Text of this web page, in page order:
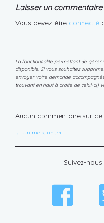
Laisser un commentaire
Vous devez être connecté
La fonctionnalité permettant de gérer
disponible. Si vous souhaitez
envoyer votre demande
trouvant en haut à droite de celui-ci)
Aucun commentaire sur ce
← Un mois, un jeu
Suivez-